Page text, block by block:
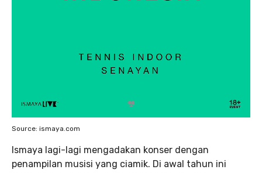
Source: ismaya.com
Ismaya lagi-lagi mengadakan konser dengan
penampilan musisi yang ciamik. Di awal tahun ini